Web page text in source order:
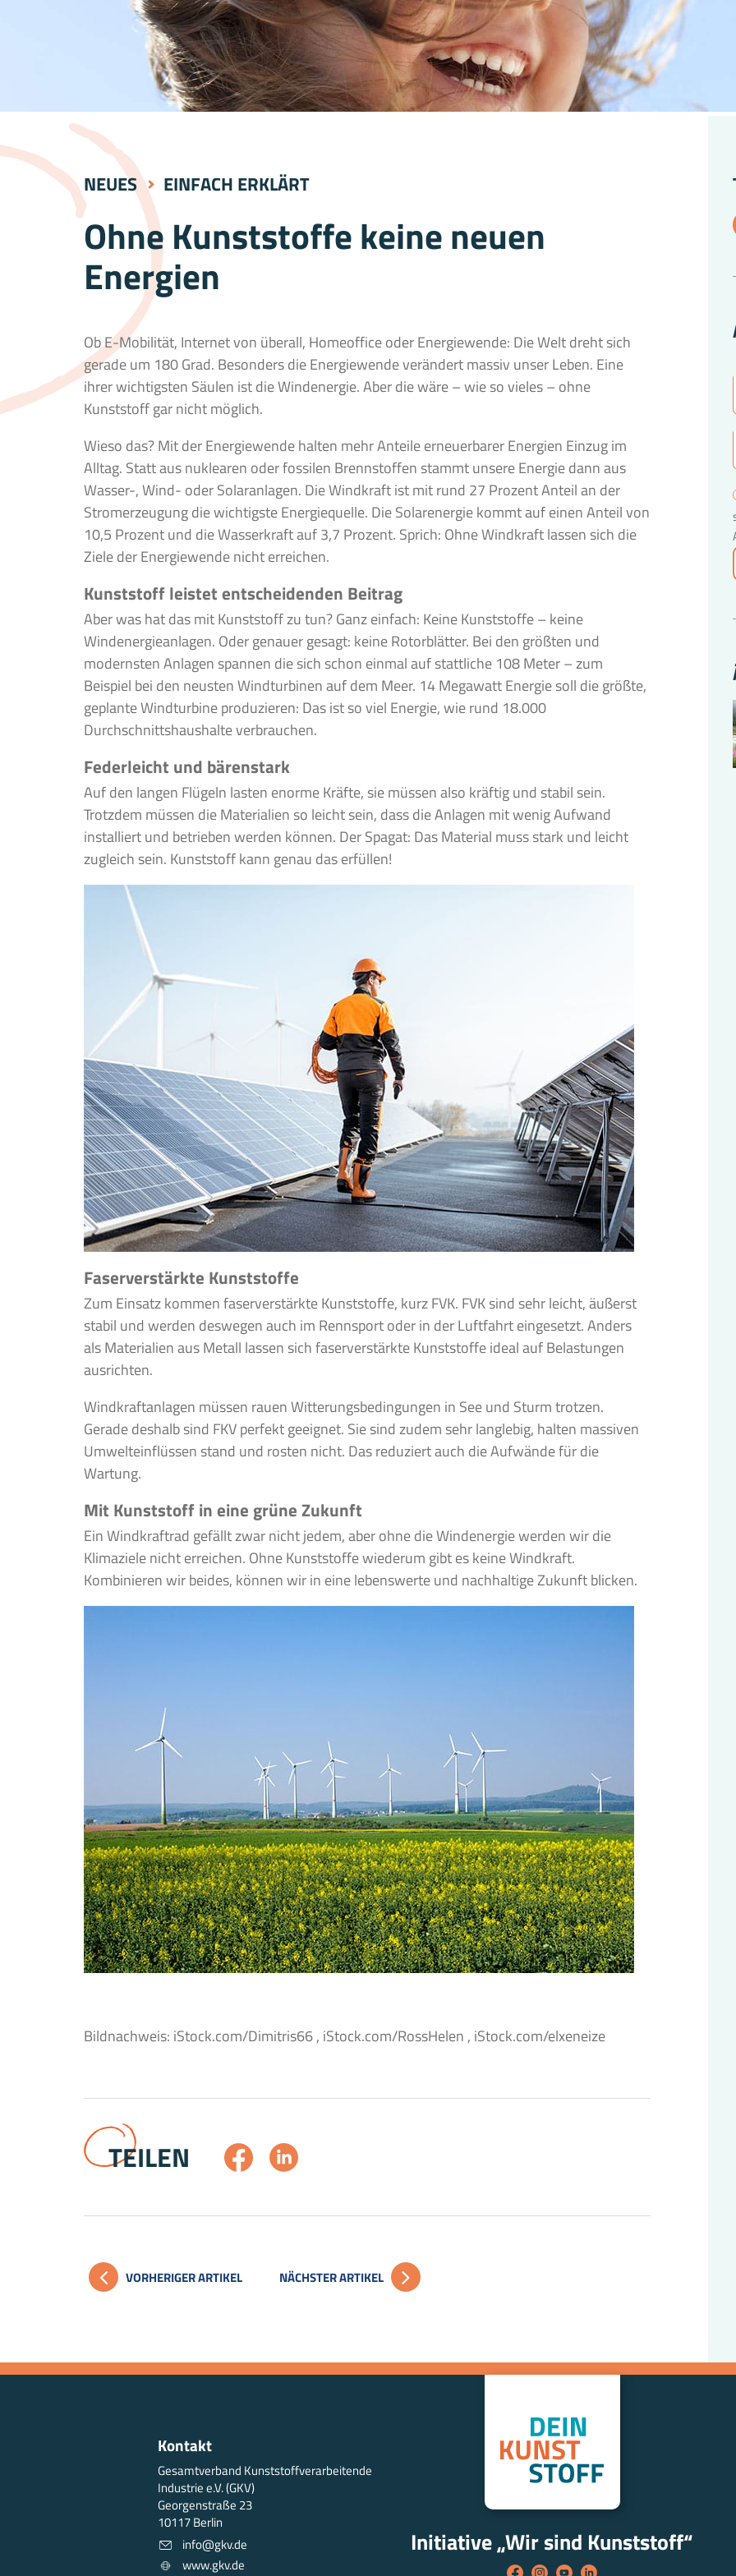
NEUES EINFACH ERKLÄRT
Ohne Kunststoffe keine neuen
Energien
Ob E-Mobilität, Internet von überall, Homeoffice oder Energiewende: Die Welt dreht sich
gerade um 180 Grad. Besonders die Energiewende verändert massiv unser Leben. Eine
ihrer wichtigsten Säulen ist die Windenergie. Aber die wäre – wie so vieles – ohne
Kunststoff gar nicht möglich.
Wieso das? Mit der Energiewende halten mehr Anteile erneuerbarer Energien Einzug im
Alltag. Statt aus nuklearen oder fossilen Brennstoffen stammt unsere Energie dann aus
Wasser-, Wind- oder Solaranlagen. Die Windkraft ist mit rund 27 Prozent Anteil an der
Stromerzeugung die wichtigste Energiequelle. Die Solarenergie kommt auf einen Anteil von
10,5 Prozent und die Wasserkraft auf 3,7 Prozent. Sprich: Ohne Windkraft lassen sich die
Ziele der Energiewende nicht erreichen.
Kunststoff leistet entscheidenden Beitrag
Aber was hat das mit Kunststoff zu tun? Ganz einfach: Keine Kunststoffe – keine
Windenergieanlagen. Oder genauer gesagt: keine Rotorblätter. Bei den größten und
modernsten Anlagen spannen die sich schon einmal auf stattliche 108 Meter – zum
Beispiel bei den neusten Windturbinen auf dem Meer. 14 Megawatt Energie soll die größte,
geplante Windturbine produzieren: Das ist so viel Energie, wie rund 18.000
Durchschnittshaushalte verbrauchen.
Federleicht und bärenstark
Auf den langen Flügeln lasten enorme Kräfte, sie müssen also kräftig und stabil sein.
Trotzdem müssen die Materialien so leicht sein, dass die Anlagen mit wenig Aufwand
installiert und betrieben werden können. Der Spagat: Das Material muss stark und leicht
zugleich sein. Kunststoff kann genau das erfüllen!
Faserverstärkte Kunststoffe
Zum Einsatz kommen faserverstärkte Kunststoffe, kurz FVK. FVK sind sehr leicht, äußerst
stabil und werden deswegen auch im Rennsport oder in der Luftfahrt eingesetzt. Anders
als Materialien aus Metall lassen sich faserverstärkte Kunststoffe ideal auf Belastungen
ausrichten.
Windkraftanlagen müssen rauen Witterungsbedingungen in See und Sturm trotzen.
Gerade deshalb sind FKV perfekt geeignet. Sie sind zudem sehr langlebig, halten massiven
Umwelteinflüssen stand und rosten nicht. Das reduziert auch die Aufwände für die
Wartung.
Mit Kunststoff in eine grüne Zukunft
Ein Windkraftrad gefällt zwar nicht jedem, aber ohne die Windenergie werden wir die
Klimaziele nicht erreichen. Ohne Kunststoffe wiederum gibt es keine Windkraft.
Kombinieren wir beides, können wir in eine lebenswerte und nachhaltige Zukunft blicken.
Bildnachweis: iStock.com/Dimitris66 , iStock.com/RossHelen , iStock.com/elxeneize
TEILEN
VORHERIGER ARTIKEL NÄCHSTER ARTIKEL
Kontakt
Gesamtverband Kunststoffverarbeitende
Industrie e.V. (GKV)
Georgenstraße 23
10117 Berlin
info@gkv.de
www.gkv.de
Initiative „Wir sind Kunststoff“